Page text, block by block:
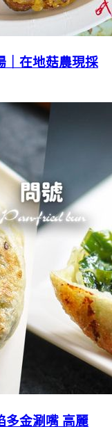
｜在地菇農現採
多金涮嘴 高麗